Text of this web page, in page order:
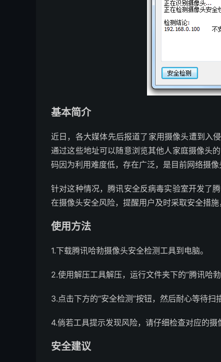
基本简介
近日，各大媒体先后报道了家用摄像头遭到入
通过这些地址可以随意浏览其他人家庭摄像头
码因为利用难度低，存在广泛，是目前网络摄像
针对这种情况，腾讯安全反病毒实验室开发了
在摄像头安全风险，提醒用户及时采取安全措施
使用方法
1.下载腾讯哈勃摄像头安全检测工具到电脑。
2.使用解压工具解压，运行文件夹下的“腾讯哈
3.点击下方的“安全检测”按钮，然后耐心等待
4.倘若工具提示发现风险，请仔细检查对应的
安全建议